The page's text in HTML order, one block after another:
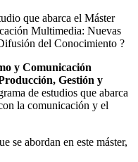
que abarca el Máster
Multimedia: Nuevas
del Conocimiento ?
y Comunicación
Gestión y
de estudios que abarca
la comunicación y el
se abordan en este máster,